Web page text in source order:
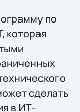
по
которая
сделать
в ИТ-